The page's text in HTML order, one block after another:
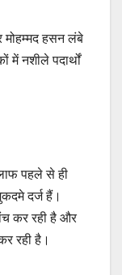
हसन लंबे
नशीले पदार्थों
पहले से ही
दर्ज हैं।
कर रही है और
रही है।